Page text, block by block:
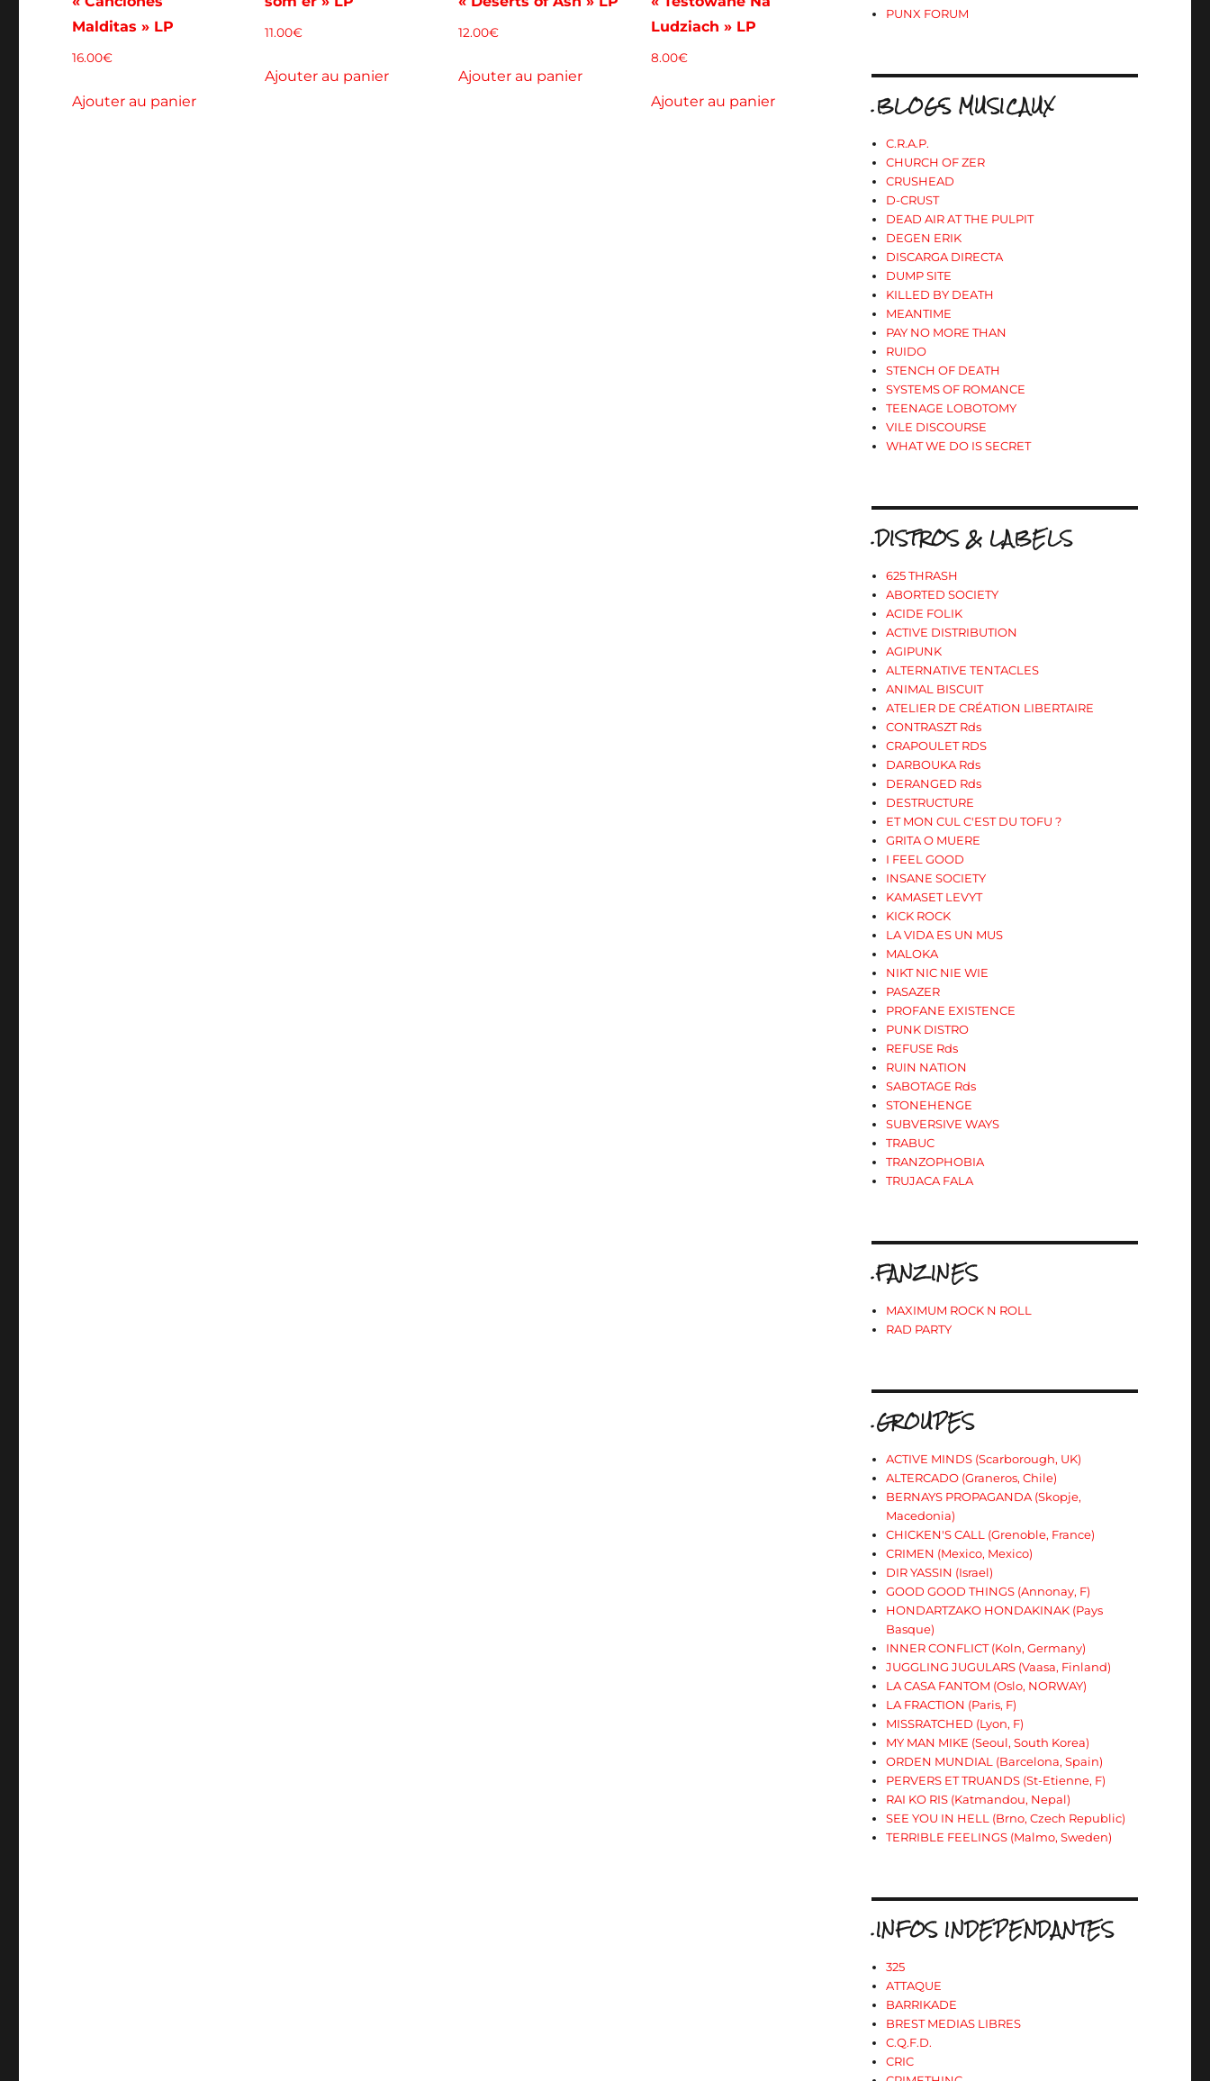
Malditas » LP
16.00€
Ajouter au panier
11.00€
Ajouter au panier
12.00€
Ajouter au panier
Ludziach » LP
8.00€
Ajouter au panier
PUNX FORUM
.BLOGS MUSICAUX
C.R.A.P.
CHURCH OF ZER
CRUSHEAD
D-CRUST
DEAD AIR AT THE PULPIT
DEGEN ERIK
DISCARGA DIRECTA
DUMP SITE
KILLED BY DEATH
MEANTIME
PAY NO MORE THAN
RUIDO
STENCH OF DEATH
SYSTEMS OF ROMANCE
TEENAGE LOBOTOMY
VILE DISCOURSE
WHAT WE DO IS SECRET
.DISTROS & LABELS
625 THRASH
ABORTED SOCIETY
ACIDE FOLIK
ACTIVE DISTRIBUTION
AGIPUNK
ALTERNATIVE TENTACLES
ANIMAL BISCUIT
ATELIER DE CRÉATION LIBERTAIRE
CONTRASZT Rds
CRAPOULET RDS
DARBOUKA Rds
DERANGED Rds
DESTRUCTURE
ET MON CUL C'EST DU TOFU ?
GRITA O MUERE
I FEEL GOOD
INSANE SOCIETY
KAMASET LEVYT
KICK ROCK
LA VIDA ES UN MUS
MALOKA
NIKT NIC NIE WIE
PASAZER
PROFANE EXISTENCE
PUNK DISTRO
REFUSE Rds
RUIN NATION
SABOTAGE Rds
STONEHENGE
SUBVERSIVE WAYS
TRABUC
TRANZOPHOBIA
TRUJACA FALA
.FANZINES
MAXIMUM ROCK N ROLL
RAD PARTY
.GROUPES
ACTIVE MINDS (Scarborough, UK)
ALTERCADO (Graneros, Chile)
BERNAYS PROPAGANDA (Skopje,
Macedonia)
CHICKEN'S CALL (Grenoble, France)
CRIMEN (Mexico, Mexico)
DIR YASSIN (Israel)
GOOD GOOD THINGS (Annonay, F)
HONDARTZAKO HONDAKINAK (Pays
Basque)
INNER CONFLICT (Koln, Germany)
JUGGLING JUGULARS (Vaasa, Finland)
LA CASA FANTOM (Oslo, NORWAY)
LA FRACTION (Paris, F)
MISSRATCHED (Lyon, F)
MY MAN MIKE (Seoul, South Korea)
ORDEN MUNDIAL (Barcelona, Spain)
PERVERS ET TRUANDS (St-Etienne, F)
RAI KO RIS (Katmandou, Nepal)
SEE YOU IN HELL (Brno, Czech Republic)
TERRIBLE FEELINGS (Malmo, Sweden)
.INFOS INDEPENDANTES
325
ATTAQUE
BARRIKADE
BREST MEDIAS LIBRES
C.Q.F.D.
CRIC